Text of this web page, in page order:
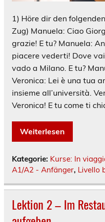
1) Höre dir den
Zug) Manuela: Ciao
grazie! E tu? Manuela:
piacere vederti! Dove
vado a Milano. E tu?
Veronica: Lei è una tua
insieme all’università.
Veronica! E tu come ti
Weiterlesen
Kategorie: Kurse: In
A1/A2 - Anfänger, Livello
Lektion 2 – Im